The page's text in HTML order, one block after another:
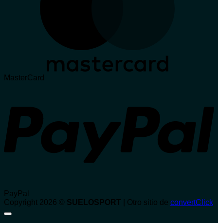
MasterCard
PayPal
Copyright 2026 © SUELOSPORT | Otro sitio de convertClick